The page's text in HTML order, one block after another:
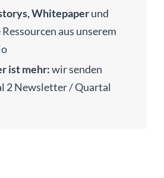
Whitepaperund
aus unserem
ist mehr:wir senden
2 Newsletter / Quartal